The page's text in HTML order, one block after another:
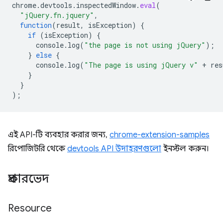
chrome.devtools . inspectedWindow. eval(
"jQuery.fn.jquery" ,
function(result, isException)
{
if (isException)
{
console. log( "the page is not using jQuery" );
} else {
console. log( "The page is using jQuery v" +
}
}
);
এই API-টি ব্যবহার করার জন্য, chrome-extension-samples
রিপোজিটরি থেকেdevtools API উদাহরণগুলো ইনস্টল করুন।
প্রকারভেদ
Resource